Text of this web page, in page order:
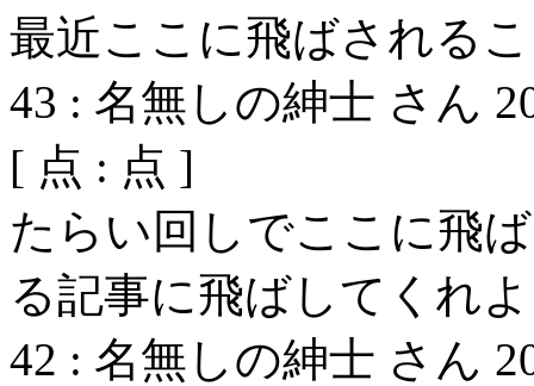
最近ここに飛ばされる
43 : 名無しの紳士 さん
[ 点 : 点 ]
たらい回しでここに飛
る記事に飛ばしてくれ
42 : 名無しの紳士 さん